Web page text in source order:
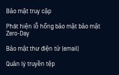
Bảo mật truy cập
Phát hiện lỗ hổng bảo mật bảo mật
Zero-Day
Bảo mật thư điện tử (email)
Quản lý truyền tệp